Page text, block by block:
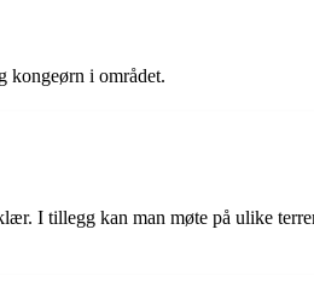
kongeørn i området.
I tillegg kan man møte på ulike